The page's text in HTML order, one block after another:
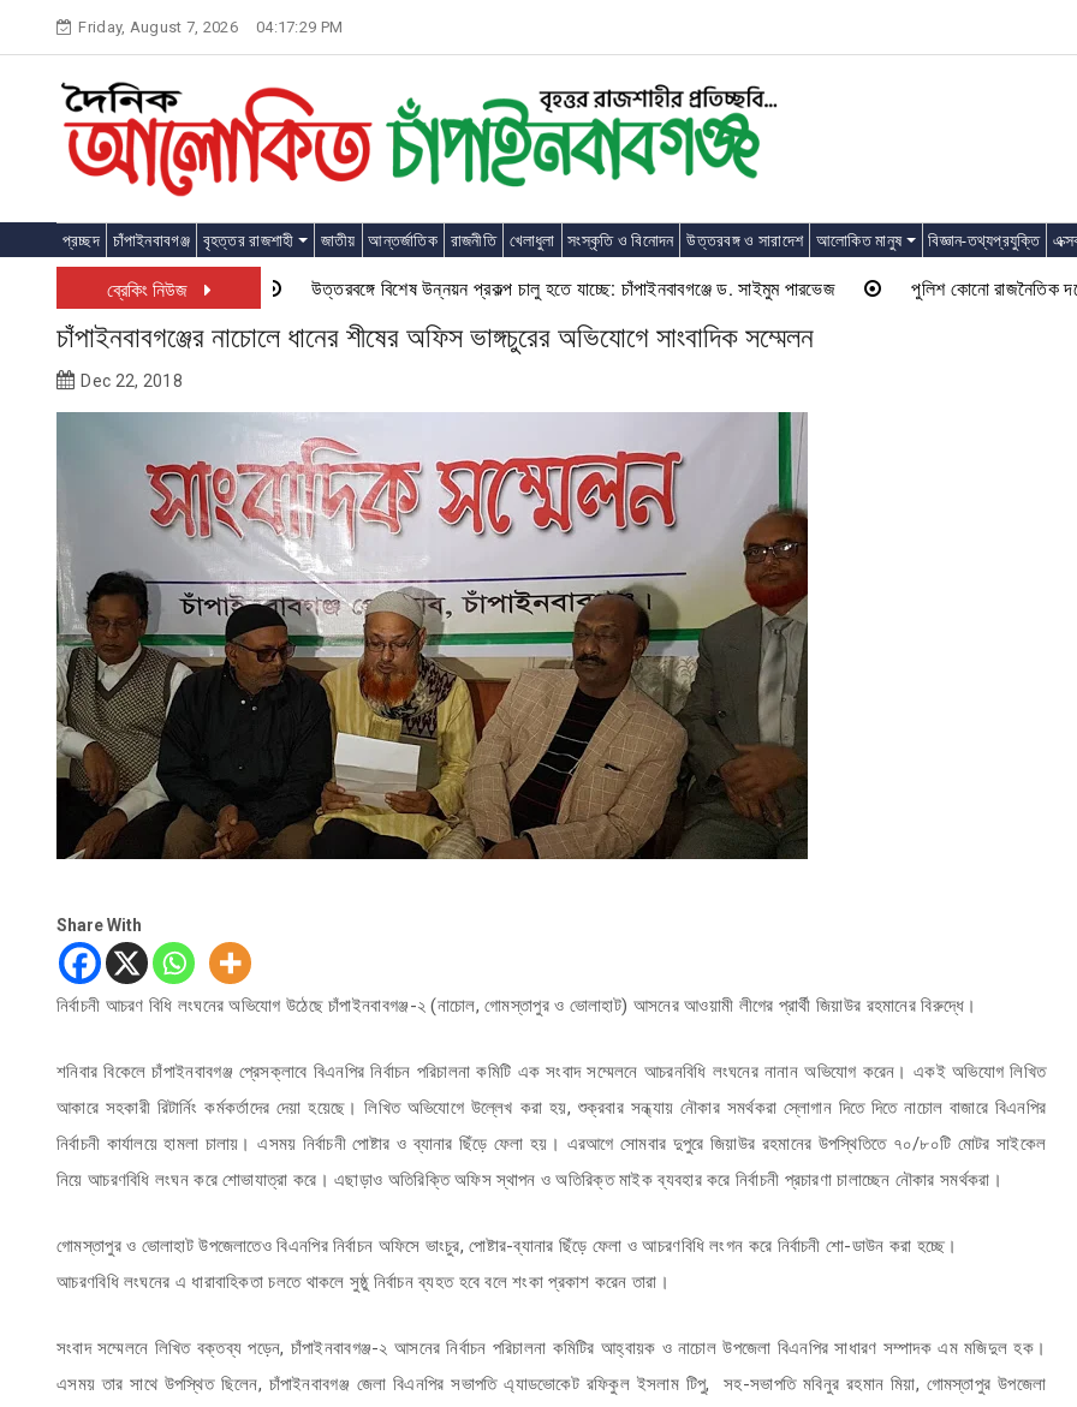
content
Friday, August 7, 2026 04:17:30 PM
প্রচ্ছদ চাঁপাইনবাবগঞ্জ বৃহত্তর রাজশাহী জাতীয় আন্তর্জাতিক রাজনীতি খেলাধুলা সংস্কৃতি ও বিনোদন উত্তরবঙ্গ ও সারাদেশ আলোকিত মানুষ বিজ্ঞান-তথ্যপ্রযুক্তি
ব্রেকিং নিউজ উত্তরবঙ্গে বিশেষ উন্নয়ন প্রকল্প চালু হতে যাচ্ছে: চাঁপাইনবাবগঞ্জে ড. সাইমুম পারভেজ পুলিশ কোনো রাজনৈতিক দলের
চাঁপাইনবাবগঞ্জের নাচোলে ধানের শীষের অফিস ভাঙ্গচুরের অভিযোগে সাংবাদিক সম্মেলন
Dec 22, 2018
Share With
নির্বাচনী আচরণ বিধি লংঘনের অভিযোগ উঠেছে চাঁপাইনবাবগঞ্জ-২ (নাচোল, গোমস্তাপুর ও ভোলাহাট) আসনের আওয়ামী লীগের প্রার্থী জিয়াউর রহমানের বিরুদ্ধে।
শনিবার বিকেলে চাঁপাইনবাবগঞ্জ প্রেসক্লাবে বিএনপির নির্বাচন পরিচালনা কমিটি এক সংবাদ সম্মেলনে আচরনবিধি লংঘনের নানান অভিযোগ করেন। একই অভিযোগ লিখিত
আকারে সহকারী রিটার্নিং কর্মকর্তাদের দেয়া হয়েছে। লিখিত অভিযোগে উল্লেখ করা হয়, শুক্রবার সন্ধ্যায় নৌকার সমর্থকরা স্লোগান দিতে দিতে নাচোল বাজারে বিএনপির
নির্বাচনী কার্যালয়ে হামলা চালায়। এসময় নির্বাচনী পোষ্টার ও ব্যানার ছিঁড়ে ফেলা হয়। এরআগে সোমবার দুপুরে জিয়াউর রহমানের উপস্থিতিতে ৭০/৮০টি মোটর সাইকেল
নিয়ে আচরণবিধি লংঘন করে শোভাযাত্রা করে। এছাড়াও অতিরিক্তি অফিস স্থাপন ও অতিরিক্ত মাইক ব্যবহার করে নির্বাচনী প্রচারণা চালাচ্ছেন নৌকার সমর্থকরা।
গোমস্তাপুর ও ভোলাহাট উপজেলাতেও বিএনপির নির্বাচন অফিসে ভাংচুর, পোষ্টার-ব্যানার ছিঁড়ে ফেলা ও আচরণবিধি লংগন করে নির্বাচনী শো-ডাউন করা হচ্ছে।
আচরণবিধি লংঘনের এ ধারাবাহিকতা চলতে থাকলে সুষ্ঠু নির্বাচন ব্যহত হবে বলে শংকা প্রকাশ করেন তারা।
সংবাদ সম্মেলনে লিখিত বক্তব্য পড়েন, চাঁপাইনবাবগঞ্জ-২ আসনের নির্বাচন পরিচালনা কমিটির আহ্বায়ক ও নাচোল উপজেলা বিএনপির সাধারণ সম্পাদক এম মজিদুল হক।
এসময় তার সাথে উপস্থিত ছিলেন, চাঁপাইনবাবগঞ্জ জেলা বিএনপির সভাপতি এ্যাডভোকেট রফিকুল ইসলাম টিপু, সহ-সভাপতি মবিনুর রহমান মিয়া, গোমস্তাপুর উপজেলা